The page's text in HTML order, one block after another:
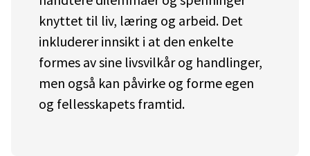
knyttet til liv, læring og arbeid. Det
inkluderer innsikt i at den enkelte
formes av sine livsvilkår og handlinger,
men også kan påvirke og forme egen
og fellesskapets framtid.